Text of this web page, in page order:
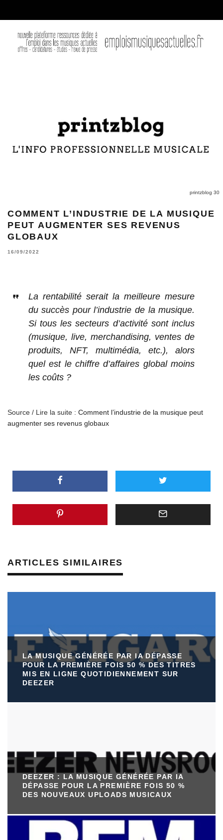
printzblog 30
COMMENT L’INDUSTRIE DE LA MUSIQUE
PEUT AUGMENTER SES REVENUS
GLOBAUX
16/09/2022
La rentabilité serait la meilleure mesure
du succès pour l’industrie de la musique.
Si tous les secteurs d’activité sont inclus
(musique, live, merchandising, ventes de
produits, NFT, multimédia, etc.), alors
quel est le chiffre d’affaires global moins
les coûts ?
Source / Lire la suite : Comment l’industrie de la musique peut
augmenter ses revenus globaux
ARTICLES SIMILAIRES
LA MUSIQUE GÉNÉRÉE PAR IA DÉPASSE
POUR LA PREMIÈRE FOIS 50 % DES TITRES
MIS EN LIGNE QUOTIDIENNEMENT SUR
DEEZER
DEEZER : LA MUSIQUE GÉNÉRÉE PAR IA
DÉPASSE POUR LA PREMIÈRE FOIS 50 %
DES NOUVEAUX UPLOADS MUSICAUX